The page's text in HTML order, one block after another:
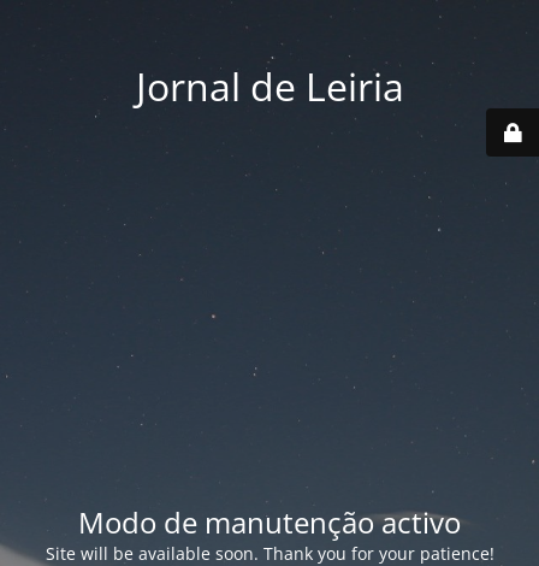
Jornal de Leiria
Modo de manutenção activo
Site will be available soon. Thank you for your patience!